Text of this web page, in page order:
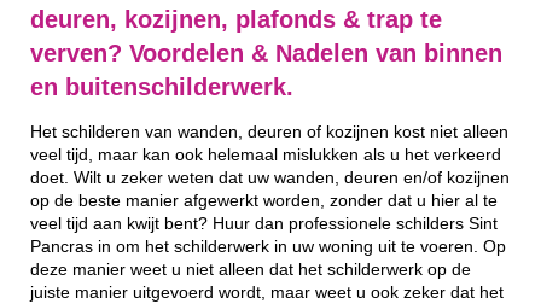
deuren, kozijnen, plafonds & trap te
verven? Voordelen & Nadelen van binnen
en buitenschilderwerk.
Het schilderen van wanden, deuren of kozijnen kost niet alleen
veel tijd, maar kan ook helemaal mislukken als u het verkeerd
doet. Wilt u zeker weten dat uw wanden, deuren en/of kozijnen
op de beste manier afgewerkt worden, zonder dat u hier al te
veel tijd aan kwijt bent? Huur dan professionele schilders Sint
Pancras in om het schilderwerk in uw woning uit te voeren. Op
deze manier weet u niet alleen dat het schilderwerk op de
juiste manier uitgevoerd wordt, maar weet u ook zeker dat het